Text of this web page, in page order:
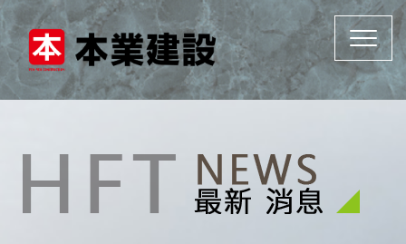
Toggle